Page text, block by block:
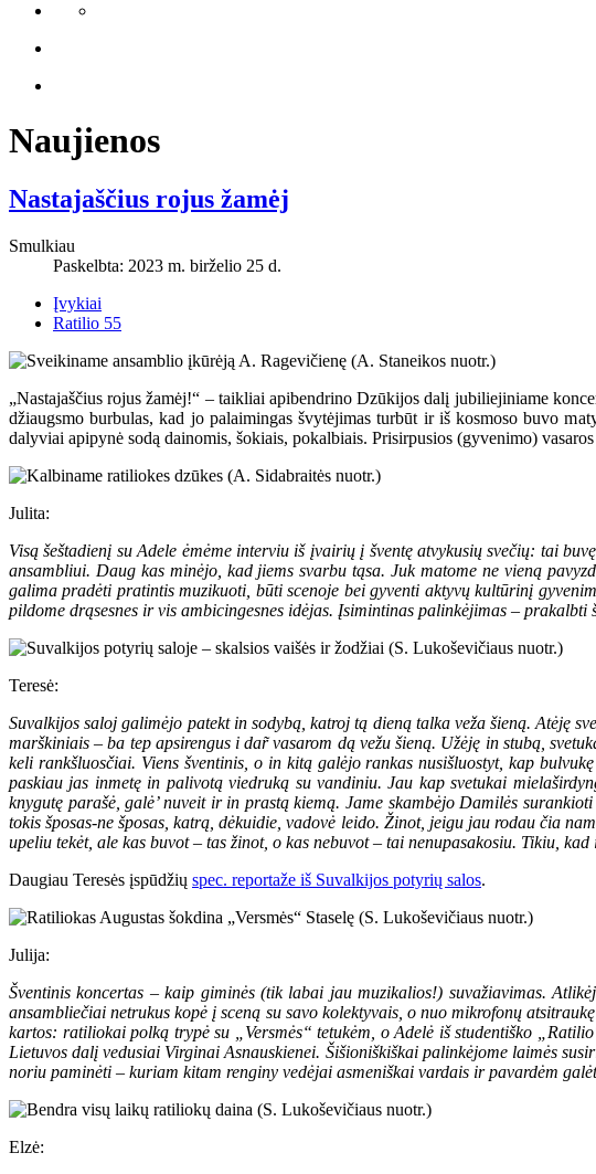
Naujienos
Nastajaščius rojus žamėj
Smulkiau
Paskelbta: 2023 m. birželio 25 d.
Įvykiai
Ratilio 55
„Nastajaščius rojus žamėj!“ – taikliai apibendrino Dzūkijos dalį jubiliejiniame
džiaugsmo burbulas, kad jo palaimingas švytėjimas turbūt ir iš kosmoso buvo
dalyviai apipynė sodą dainomis, šokiais, pokalbiais. Prisirpusios (gyvenimo)
Julita:
Visą šeštadienį su Adele ėmėme interviu iš įvairių į šventę atvykusių svečių: tai
ansambliui. Daug kas minėjo, kad jiems svarbu tąsa. Juk matome ne vieną
galima pradėti pratintis muzikuoti, būti scenoje bei gyventi aktyvų kultūrinį
pildome drąsesnes ir vis ambicingesnes idėjas. Įsimintinas palinkėjimas –
Teresė:
Suvalkijos saloj galimėjo patekt in sodybą, katroj tą dieną talka veža šieną. Atėję
marškiniais – ba tep apsirengus i dar̃ vasarom dą vežu šieną. Užėję in stubą,
keli rankšluosčiai. Viens šventinis, o in kitą galėjo rankas nusišluostyt, kap
paskiau jas inmetę in palivotą viedruką su vandiniu. Jau kap svetukai
knygutę parašė, galė’ nuveit ir in prastą kiemą. Jame skambėjo Damilės
tokis šposas-ne šposas, katrą, dėkuidie, vadovė leido. Žinot, jeigu jau rodau čia
upeliu tekėt, ale kas buvot – tas žinot, o kas nebuvot – tai nenupasakosiu. Tikiu,
Daugiau Teresės įspūdžių spec. reportaže iš Suvalkijos potyrių salos.
Julija:
Šventinis koncertas – kaip giminės (tik labai jau muzikalios!) suvažiavimas.
ansambliečiai netrukus kopė į sceną su savo kolektyvais, o nuo mikrofonų
kartos: ratiliokai polką trypė su „Versmės“ tetukėm, o Adelė iš studentiško
Lietuvos dalį vedusiai Virginai Asnauskienei. Šišioniškiškai palinkėjome laimės
noriu paminėti – kuriam kitam renginy vedėjai asmeniškai vardais ir pavardėm
Elzė: